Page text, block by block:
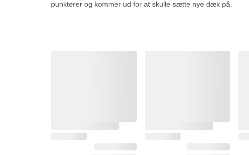
punkterer og kommer ud for at skulle sætte nye dæk på.